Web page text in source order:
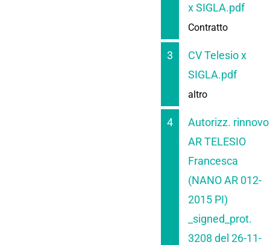
x SIGLA.pdf
Contratto
3
CV Telesio x
SIGLA.pdf
altro
4
Autorizz. rinnovo
AR TELESIO
Francesca
(NANO AR 012-
2015 PI)
_signed_prot.
3208 del 26-11-